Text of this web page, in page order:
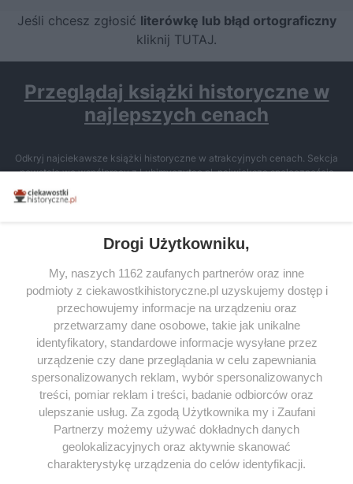
Jeśli chcesz zgłosić literówkę lub błąd ortograficzny
kliknij TUTAJ.
Przeglądaj książki historyczne w
najlepszych cenach
Odkryj najciekawsze książki historyczne w atrakcyjnych cenach. Sekcja
powstała we współpracy z Lubimyczytac.pl, największą społecznością
tytułów najwyżej ocenianych przez czytelników.
SERWIS
SPOŁECZNOŚĆ
WSPÓŁPRACA
KONTAKT
ODWIEDŹ RÓWNIEŻ:
Drogi Użytkowniku,
My, naszych 1162 zaufanych partnerów oraz inne
podmioty z ciekawostkihistoryczne.pl uzyskujemy dostęp i
przechowujemy informacje na urządzeniu oraz
przetwarzamy dane osobowe, takie jak unikalne
identyfikatory, standardowe informacje wysyłane przez
urządzenie czy dane przeglądania w celu zapewniania
spersonalizowanych reklam, wybór spersonalizowanych
treści, pomiar reklam i treści, badanie odbiorców oraz
ulepszanie usług. Za zgodą Użytkownika my i Zaufani
Partnerzy możemy używać dokładnych danych
geolokalizacyjnych oraz aktywnie skanować
charakterystykę urządzenia do celów identyfikacji.